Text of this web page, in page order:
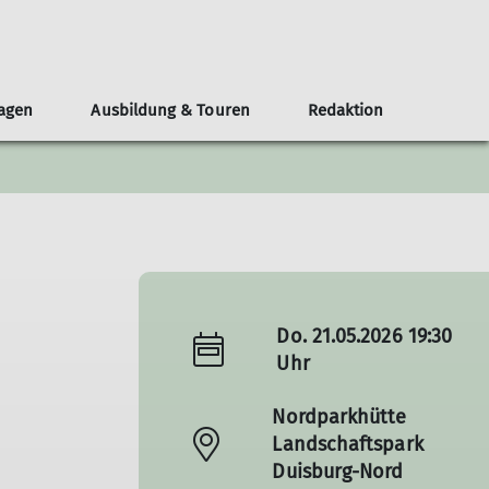
Öffentlichkeit und Klimaschutz
Gruppen Mitgestalten Service
Nordparkhütte im LAPADU
Leistungssport MTB-Gruppe Skigruppe
Topos
Ausbildung & Touren
Teilnahmebedingungen
Redaktion
Redaktionsteam
Do. 21.05.2026 19:30
Uhr
Nordparkhütte
Landschaftspark
Duisburg-Nord